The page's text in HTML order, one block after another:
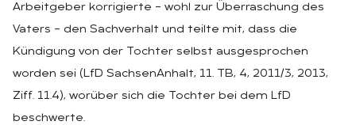
Arbeitgeber korrigierte – wohl zur Überraschung des
Vaters – den Sachverhalt und teilte mit, dass die
Kündigung von der Tochter selbst ausgesprochen
worden sei (LfD SachsenAnhalt, 11. TB, 4, 2011/3, 2013,
Ziff. 11.4), worüber sich die Tochter bei dem LfD
beschwerte.